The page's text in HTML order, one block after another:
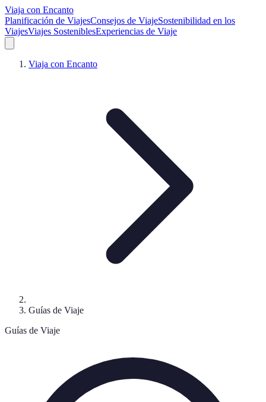
Viaja con Encanto
Planificación de ViajesConsejos de ViajeSostenibilidad en los
ViajesViajes SosteniblesExperiencias de Viaje
Viaja con Encanto
Guías de Viaje
Guías de Viaje